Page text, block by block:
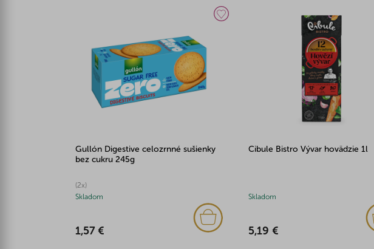
Gullón Digestive celozrnné sušienky
bez cukru 245g
(2x)
Skladom
1,57 €
Cibule Bistro Vývar hovädzie 1l
Skladom
5,19 €